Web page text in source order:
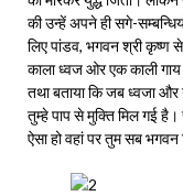
की उन्हें अपने ही सगे-
लिए पांडव, भगवन श्री कृष्ण
काला ध्वज ओर एक काली
तथा बताया कि जब ध्वजा
तुम्हे पाप से मुक्ति मिल गई
ऐसा हो वहां पर तुम सब